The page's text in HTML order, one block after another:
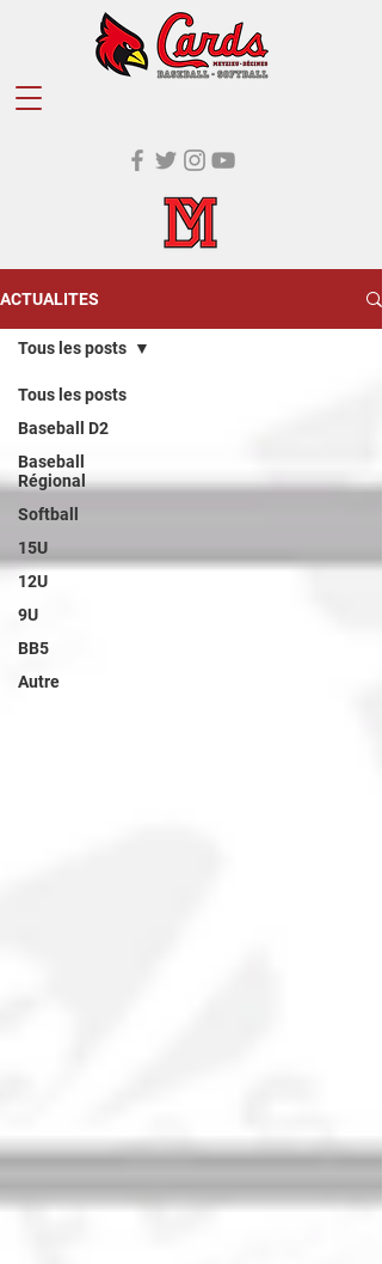
ACTUALITES
Tous les posts
Baseball D2
Baseball
Régional
Softball
15U
12U
9U
BB5
Autre
Tous les posts